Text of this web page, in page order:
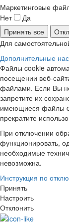
Маркетинговые
Нет
Да
Принять все
Для
Дополнительные
Файлы cookie
посещении веб-
файлами. Если Вы
запретите их
имеющиеся файлы
прекратите
При отключении
функционировать,
необходимые
невозможна.
Инструкция по
Принять
Настроить
Отклонить